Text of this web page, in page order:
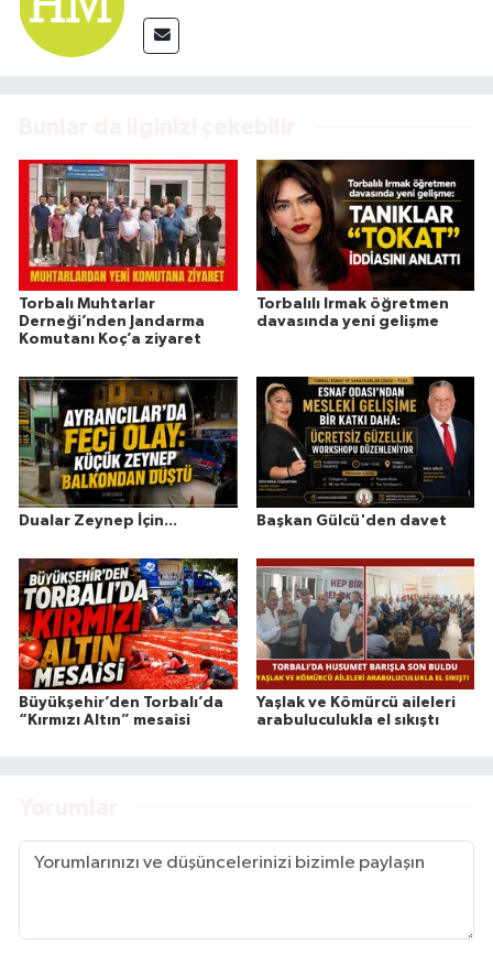
Torbalı Muhtarlar
Derneği’nden Jandarma
Komutanı Koç’a ziyaret
Torbalılı Irmak öğretmen
davasında yeni gelişme
Dualar Zeynep İçin... Başkan Gülcü'den davet
Büyükşehir’den Torbalı’da
“Kırmızı Altın” mesaisi
Yaşlak ve Kömürcü aileleri
arabuluculukla el sıkıştı